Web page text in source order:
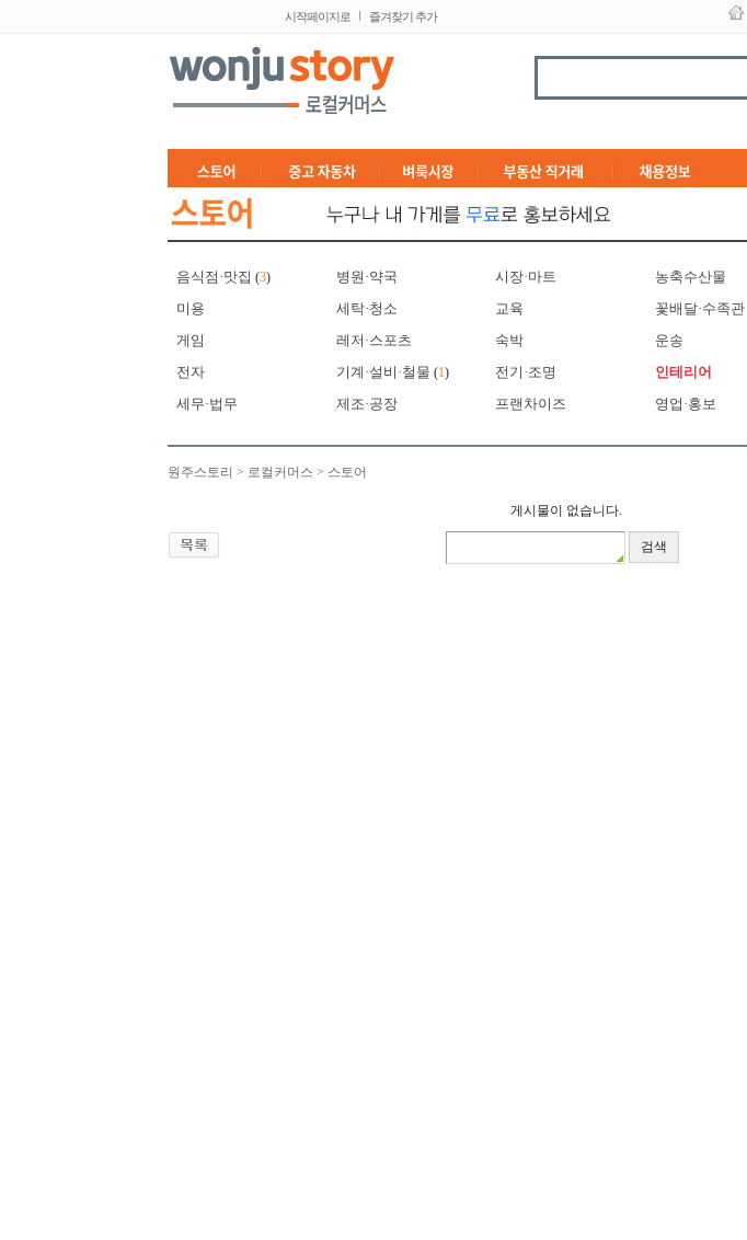
시작페이지로 즐겨찾기 추가
음식점·맛집 (3) 병원·약국 시장·마트 농축수산물
미용
세탁·청소 교육 꽃배달·수족관
게임
레저·스포츠 숙박 운송
전자 기계·설비·철물 (1) 전기·조명 인테리어
세무·법무
제조·공장 프랜차이즈 영업·홍보
원주스토리 > 로컬커머스 > 스토어
게시물이 없습니다.